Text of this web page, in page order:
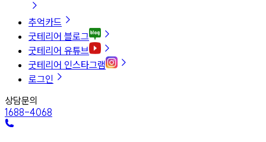
추억카드
굿테리어 블로그
굿테리어 유튜브
굿테리어 인스타그램
로그인
상담문의
1688-4068